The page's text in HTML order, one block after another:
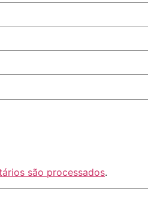
são processados.